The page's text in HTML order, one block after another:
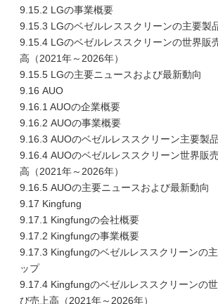
9.15.2 LGの事業概要
9.15.3 LGのベゼルレススクリーンの主要製
9.15.4 LGのベゼルレススクリーンの世界販
高（2021年～2026年）
9.15.5 LGの主要ニュースおよび最新動向
9.16 AUO
9.16.1 AUOの企業概要
9.16.2 AUOの事業概要
9.16.3 AUOのベゼルレススクリーン主要製
9.16.4 AUOのベゼルレススクリーン世界販
高（2021年～2026年）
9.16.5 AUOの主要ニュースおよび最新動向
9.17 Kingfung
9.17.1 Kingfungの会社概要
9.17.2 Kingfungの事業概要
9.17.3 Kingfungのベゼルレススクリーンの
ップ
9.17.4 Kingfungのベゼルレススクリーンの
び売上高（2021年～2026年）